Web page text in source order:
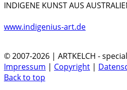
INDIGENE KUNST AUS
www.indigenius-art.de
© 2007-2026 | ARTKELCH -
Impressum | Copyright |
Back to top